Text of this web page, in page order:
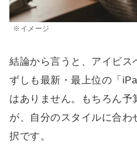
※イメージ
結論から言うと、アイビス
ずしも最新・最上位の「
はありません。もちろん予
が、自分のスタイルに合わ
択です。